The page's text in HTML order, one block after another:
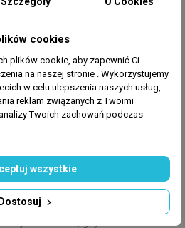
pH i alkaliczności
Cyano Rx. Najlepszy czas na
oświetlenie. W ciągu dnia
spada. Wzrost glonów w
zmniejszenie twojego Ph,
Rx, przynosząc ogólnie
ostrożność i
Bardzo ważne jest
wody w ciągu 24 godzin po
będzie zaprzestanie
białka i ozonu w
cookies
plików cookie, aby zapewnić Ci
na naszej stronie . Wykorzystujemy
w celu ulepszenia naszych usług,
reklam związanych z Twoimi
Twoich zachowań podczas
Dostosuj
wszystkie